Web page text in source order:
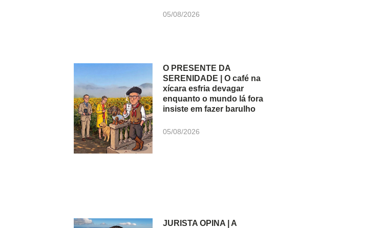
05/08/2026
O PRESENTE DA
SERENIDADE | O café na
xícara esfria devagar
enquanto o mundo lá fora
insiste em fazer barulho
05/08/2026
JURISTA OPINA | A